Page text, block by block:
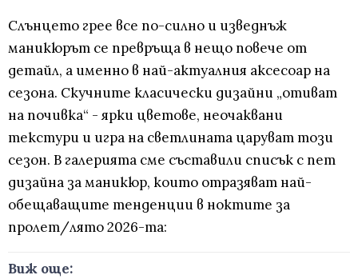
Слънцето грее все по-силно и изведнъж
маникюрът се превръща в нещо повече от
детайл, а именно в най-актуалния аксесоар на
сезона. Скучните класически дизайни „отиват
на почивка“ - ярки цветове, неочаквани
текстури и игра на светлината царуват този
сезон. В галерията сме съставили списък с пет
дизайна за маникюр, които отразяват най-
обещаващите тенденции в ноктите за
пролет/лято 2026-та:
Виж още: